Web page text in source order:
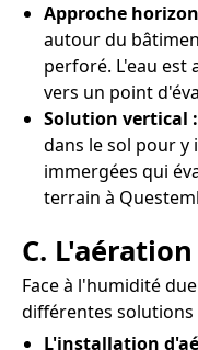
Approche
autour du
perforé. L'eau est
vers un point
Solution vertical :
dans le sol pour y
immergées qui
terrain à
C. L'aération
Face à l'humidité
différentes solutions
L'installation